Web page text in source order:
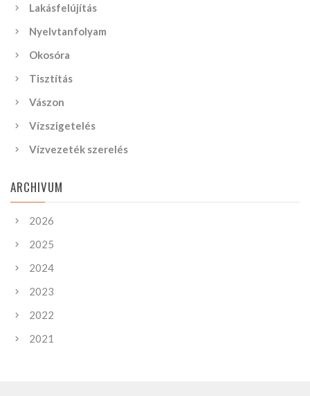
Lakásfelújítás
Nyelvtanfolyam
Okosóra
Tisztítás
Vászon
Vízszigetelés
Vízvezeték szerelés
ARCHIVUM
2026
2025
2024
2023
2022
2021